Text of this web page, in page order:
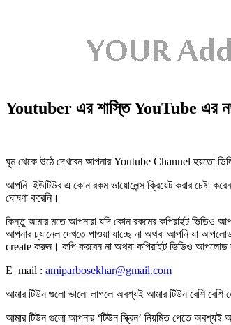
Youtuber এর শাস্তি YouTube এর
ঘুম থেকে উঠে দেখবেন আপনার Youtube Channel হয়তো
আপনি ইউটিউব এ কোন রকম ভায়োলেন্স ক্রিয়েট করার চেষ্টা
ঘোষণা করেনি।
কিন্তু আমার মতে আপনারা যদি কোন রকমের কপিরাইট ভিডিও
আপনার চ্যানেল দেখতে পাওয়া যাচ্ছে না অথবা আপনি যা
create করুন। কপি করবেন না অথবা কপিরাইট ভিডিও আপলোড
E_mail : amiparbosekhar@gmail.com
আমার টিউন গুলো ভালো লাগলে অবশ্যই আমার টিউন বেশি বেশি
আমার টিউন গুলো আপনার ‘টিউন স্ক্রিন’ নিয়মিত পেতে অবশ্যই